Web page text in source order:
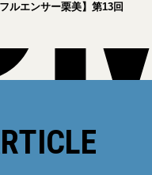
ルエンサー栗美】第13回